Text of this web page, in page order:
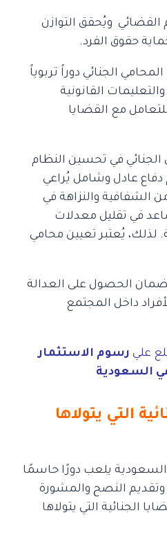
القضائي ويُحقق التوازن
حقوق الفرد.
الجنائي دوراً تربوياً
القانونية
مع القضايا
في تحسين النظام
عادل وشامل يُراعي
الشفافية والنزاهة في
في تقليل معدلات
لذلك، يُعتبر تعيين محامي
الحصول على العدالة
داخل المجتمع
علي رسوم الاستثمار
السعودية
التي يتولاها
يلعب دورًا حاسمًا
وتقديم النصح والمشورة
الجنائية التي يتولاها